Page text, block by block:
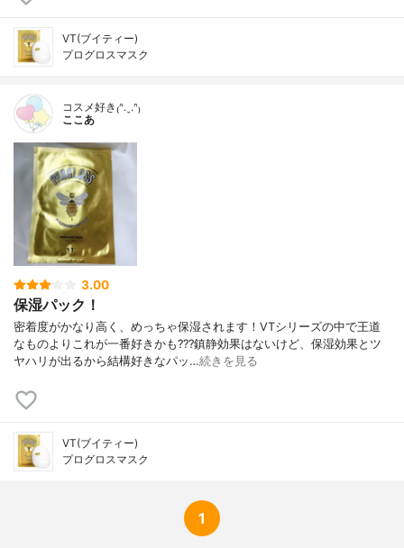
VT(ブイティー)
プログロスマスク
コスメ好き₍ᐢ.ˬ.ᐢ₎
ここあ
3.00
保湿パック！
密着度がかなり高く、めっちゃ保湿されます！VTシリーズの中で王道
なものよりこれが一番好きかも???鎮静効果はないけど、保湿効果とツ
ヤハリが出るから結構好きなパッ…続きを見る
VT(ブイティー)
プログロスマスク
1